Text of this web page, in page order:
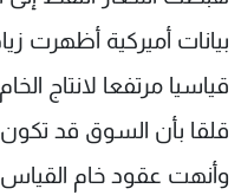
بيانات أميركية أظهرت
قياسيا مرتفعا لانتاج
قلقا بأن السوق قد
وأنهت عقود خام
شاهد البرامج
الترددات
عن MTV
الإنـتـاج
لاعلاناتكم